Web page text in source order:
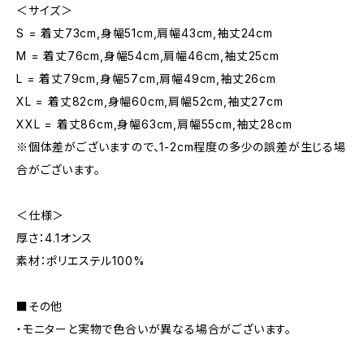
＜サイズ＞
S = 着丈73cm,身幅51cm,肩幅43cm,袖丈24cm
M = 着丈76cm,身幅54cm,肩幅46cm,袖丈25cm
L = 着丈79cm,身幅57cm,肩幅49cm,袖丈26cm
XL = 着丈82cm,身幅60cm,肩幅52cm,袖丈27cm
XXL = 着丈86cm,身幅63cm,肩幅55cm,袖丈28cm
※個体差がございますので、1-2cm程度の多少の誤差が生じる場
合がございます。
＜仕様＞
厚さ：4.1オンス
素材：ポリエステル100%
■その他
・モニターと実物で色合いが異なる場合がございます。